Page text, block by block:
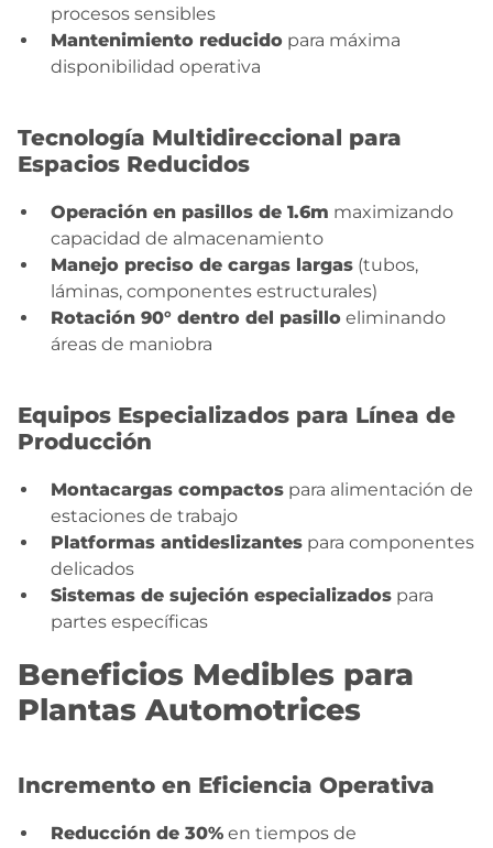
procesos sensibles
Mantenimiento reducido para máxima
disponibilidad operativa
Tecnología Multidireccional para
Espacios Reducidos
Operación en pasillos de 1.6m maximizando
capacidad de almacenamiento
Manejo preciso de cargas largas (tubos,
láminas, componentes estructurales)
Rotación 90° dentro del pasillo eliminando
áreas de maniobra
Equipos Especializados para Línea de
Producción
Montacargas compactos para alimentación de
estaciones de trabajo
Platformas antideslizantes para componentes
delicados
Sistemas de sujeción especializados para
partes específicas
Beneficios Medibles para
Plantas Automotrices
Incremento en Eficiencia Operativa
Reducción de 30% en tiempos de